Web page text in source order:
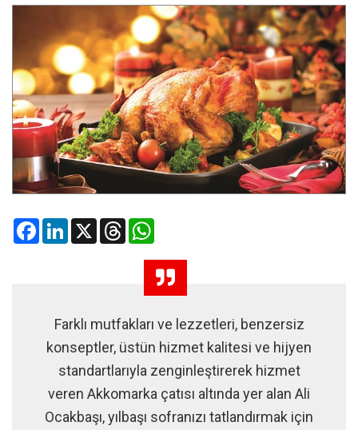
FacebookLinkedIn
X Threads
Farklı mutfakları ve lezzetleri, benzersiz
konseptler, üstün hizmet kalitesi ve hijyen
standartlarıyla zenginleştirerek hizmet
veren Akkomarka çatısı altında yer alan Ali
Ocakbaşı, yılbaşı sofranızı tatlandırmak için